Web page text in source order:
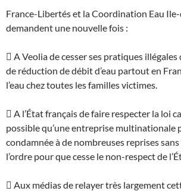
France-Libertés et la Coordination Eau
demandent une nouvelle fois :
 A Veolia de cesser ses pratiques illégales
de réduction de débit d’eau partout en
l’eau chez toutes les familles victimes.
 A l’État français de faire respecter la loi
possible qu’une entreprise multinationale
condamnée à de nombreuses reprises
l’ordre pour que cesse le non-respect de
 Aux médias de relayer très largement